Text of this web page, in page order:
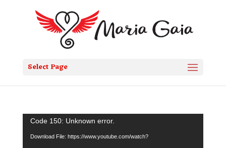
Select Page
Video
Player
Code 150: Unknown error.
Download File: https://www.youtube.com/watch?